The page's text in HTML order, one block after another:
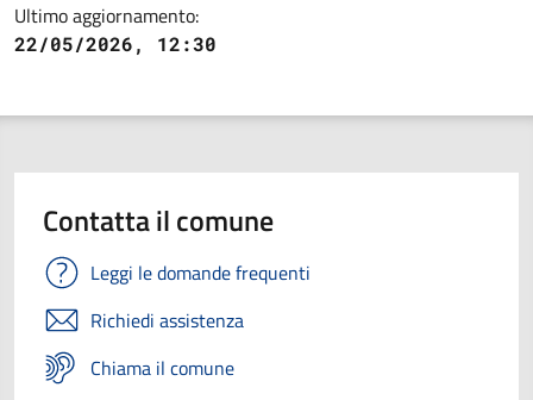
Ultimo aggiornamento:
22/05/2026, 12:30
Contatta il comune
Leggi le domande frequenti
Richiedi assistenza
Chiama il comune